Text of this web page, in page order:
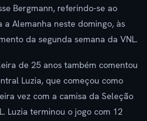
Bergmann, referindo-se ao
a Alemanha neste domingo, às
da segunda semana da VNL.
de 25 anos também comentou
Luzia, que começou como
vez com a camisa da Seleção
Luzia terminou o jogo com 12